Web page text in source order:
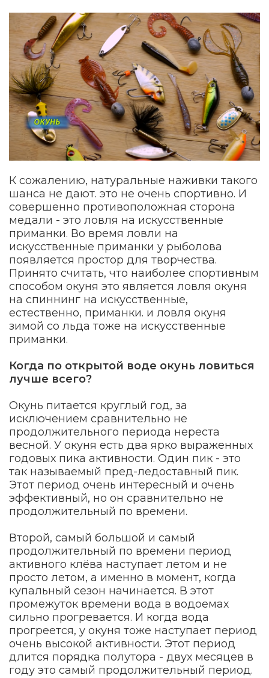
К сожалению, натуральные наживки такого
шанса не дают. это не очень спортивно. И
совершенно противоположная сторона
медали - это ловля на искусственные
приманки. Во время ловли на
искусственные приманки у рыболова
появляется простор для творчества.
Принято считать, что наиболее спортивным
способом окуня это является ловля окуня
на спиннинг на искусственные,
естественно, приманки. и ловля окуня
зимой со льда тоже на искусственные
приманки.
Когда по открытой воде окунь ловиться
лучше всего?
Окунь питается круглый год, за
исключением сравнительно не
продолжительного периода нереста
весной. У окуня есть два ярко выраженных
годовых пика активности. Один пик - это
так называемый пред-ледоставный пик.
Этот период очень интересный и очень
эффективный, но он сравнительно не
продолжительный по времени.
Второй, самый большой и самый
продолжительный по времени период
активного клёва наступает летом и не
просто летом, а именно в момент, когда
купальный сезон начинается. В этот
промежуток времени вода в водоемах
сильно прогревается. И когда вода
прогреется, у окуня тоже наступает период
очень высокой активности. Этот период
длится порядка полутора - двух месяцев в
году это самый продолжительный период.